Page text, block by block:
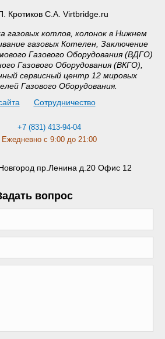
Кротиков С.А. Virtbridge.ru
газовых котлов, колонок в Нижнем
газовых Котелен, Заключение
Газового Оборудования (ВДГО)
Газового Оборудования (ВКГО),
сервисный центр 12 мировых
Газового Оборудования.
Сотрудничество
+7 (831) 413-94-04
Ежедневно с 9:00 до 21:00
пр.Ленина д.20 Офис 12
вопрос